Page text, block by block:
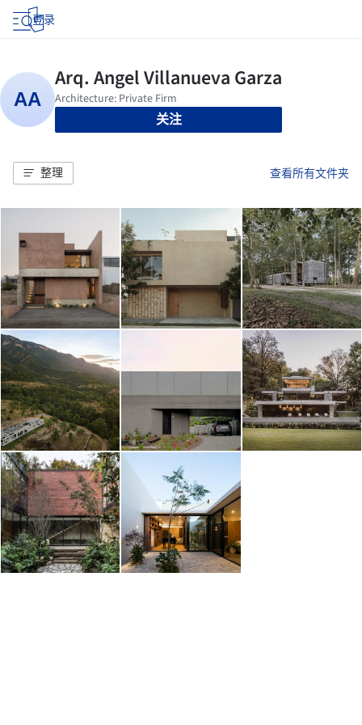
登录
关注
整理 查看所有文件夹